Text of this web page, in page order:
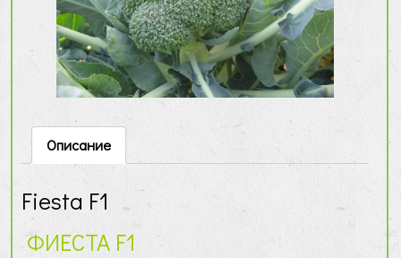
Описание
Fiesta F1
ФИЕСТА F1